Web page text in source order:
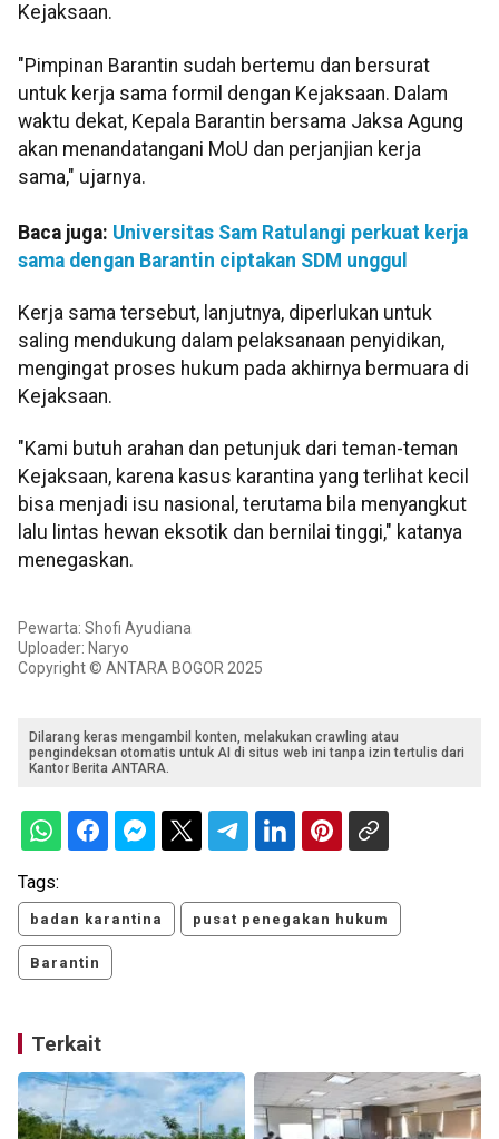
Kejaksaan.
"Pimpinan Barantin sudah bertemu dan bersurat
untuk kerja sama formil dengan Kejaksaan. Dalam
waktu dekat, Kepala Barantin bersama Jaksa Agung
akan menandatangani MoU dan perjanjian kerja
sama," ujarnya.
Baca juga: Universitas Sam Ratulangi perkuat kerja
sama dengan Barantin ciptakan SDM unggul
Kerja sama tersebut, lanjutnya, diperlukan untuk
saling mendukung dalam pelaksanaan penyidikan,
mengingat proses hukum pada akhirnya bermuara di
Kejaksaan.
"Kami butuh arahan dan petunjuk dari teman-teman
Kejaksaan, karena kasus karantina yang terlihat kecil
bisa menjadi isu nasional, terutama bila menyangkut
lalu lintas hewan eksotik dan bernilai tinggi," katanya
menegaskan.
Pewarta: Shofi Ayudiana
Uploader: Naryo
Copyright © ANTARA BOGOR 2025
Dilarang keras mengambil konten, melakukan crawling atau
pengindeksan otomatis untuk AI di situs web ini tanpa izin tertulis dari
Kantor Berita ANTARA.
Tags:
badan karantina pusat penegakan hukum
Barantin
Terkait